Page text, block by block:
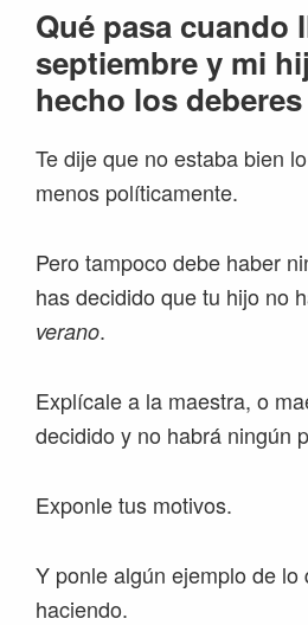
Qué pasa cuando
septiembre y mi
hecho los
Te dije que no estaba bien
menos políticamente.
Pero tampoco debe haber
has decidido que tu hijo no
verano.
Explícale a la maestra, o
decidido y no habrá ningún
Exponle tus motivos.
Y ponle algún ejemplo de lo
haciendo.